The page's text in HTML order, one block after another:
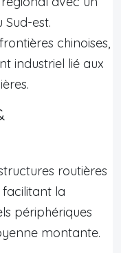
Sud-est.
chinoises,
industriel lié aux
routières
facilitant la
périphériques
montante.